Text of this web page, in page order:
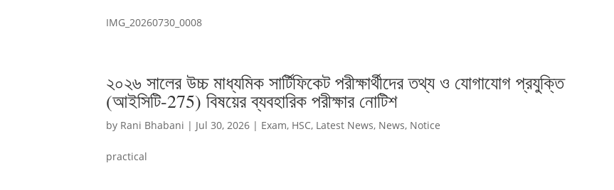
IMG_20260730_0008
২০২৬ সালের উচ্চ মাধ্যমিক সার্টিফিকেট পরীক্ষার্থীদের তথ্য ও যোগাযোগ প্রযুক্তি
(আইসিটি-275) বিষয়ের ব্যবহারিক পরীক্ষার নোটিশ
by Rani Bhabani | Jul 30, 2026 | Exam, HSC, Latest News, News, Notice
practical